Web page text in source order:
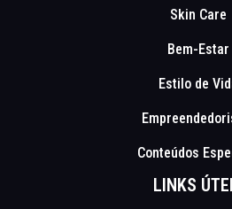
Skin Care
Bem-Estar
Estilo de
Conteúdos
LINKS